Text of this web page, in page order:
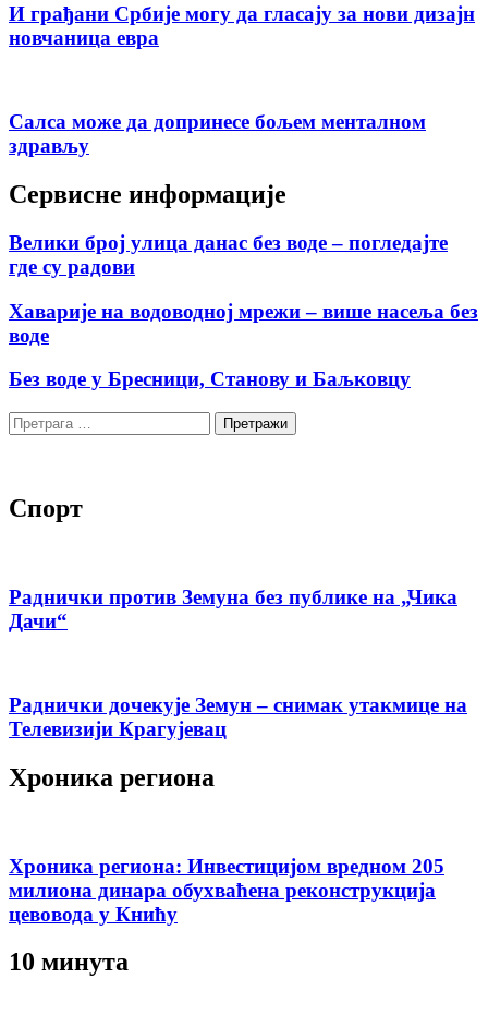
И грађани Србије могу да гласају за нови дизајн
новчаница евра
Салса може да допринесе бољем менталном
здрављу
Сервисне информације
Велики број улица данас без воде – погледајте
где су радови
Хаварије на водоводној мрежи – више насеља без
воде
Без воде у Бресници, Станову и Баљковцу
Претрага
за:
Спорт
Раднички против Земуна без публике на „Чика
Дачи“
Раднички дочекује Земун – снимак утакмице на
Телевизији Крагујевац
Хроника региона
Хроника региона: Инвестицијом вредном 205
милиона динара обухваћена реконструкција
цевовода у Книћу
10 минута